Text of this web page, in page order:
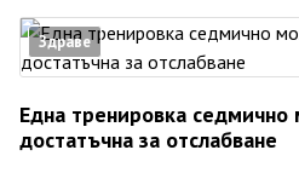
Здраве
Една тренировка
достатъчна за отслабване